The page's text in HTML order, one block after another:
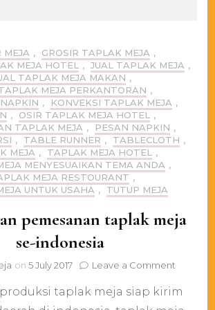
MEJA , GROSIR TAPLAK MEJA ,
MEJA HOTEL
, JUAL TAPLAK MEJA ,
TAPLAK MEJA MAKAN ,
MEJA PERKANTORAN ,
, KONVEKSI TAPLAK MEJA ,
, OSIR TAPLAK MEJA HOTEL
,
TAPLAK MEJA , PESAN NAPKIN ,
, TABLE RUNNER , TABLECLOTH ,
MEJA , TAPLAK MEJA HOTEL
,
MENYESUAIKAN TEMA ANDA ,
MEJA RESTOURANT ,
UNTUK USAHA , TUTUP MEJA
pemesanan taplak meja
se-indonesia
on 5 July 2017 Leave a Commenton
taplak
taplak meja siap kirim